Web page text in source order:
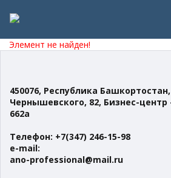
Элемент не найден!
450076, Республика Башкортостан,
Чернышевского, 82, Бизнес-
662а
Телефон: +7(347) 246-15-98
e-mail:
ano-professional@mail.ru